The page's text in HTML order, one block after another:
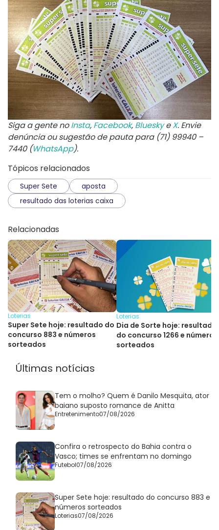
Siga a gente noInsta, Facebook, BlueskyeX. Envie
denúncia ou sugestão de pauta para (71) 99940 –
7440 (WhatsApp).
Tópicos relacionados
Super Sete
aposta
resultado das loterias caixa
Relacionadas
Loterias
Super Sete hoje: resultado do
concurso 883 e números
sorteados
Loterias
Dia de Sorte hoje: resultado
do concurso 1266 e números
sorteados
Últimas notícias
Tem o molho? Quem é Danilo Mesquita, ator
baiano suposto romance de Anitta
Entretenimento07/08/2026
Confira o retrospecto do Bahia contra o
Vasco; times se enfrentam no domingo
Futebol07/08/2026
Super Sete hoje: resultado do concurso 883 e
números sorteados
Loterias07/08/2026